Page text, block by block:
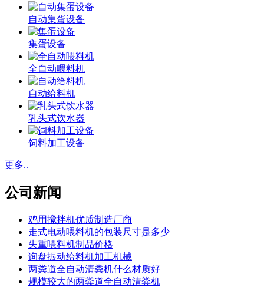
自动集蛋设备
集蛋设备
全自动喂料机
自动给料机
乳头式饮水器
饲料加工设备
更多..
公司新闻
鸡用搅拌机优质制造厂商
走式电动喂料机的包装尺寸是多少
失重喂料机制品价格
询盘振动给料机加工机械
两粪道全自动清粪机什么材质好
规模较大的两粪道全自动清粪机